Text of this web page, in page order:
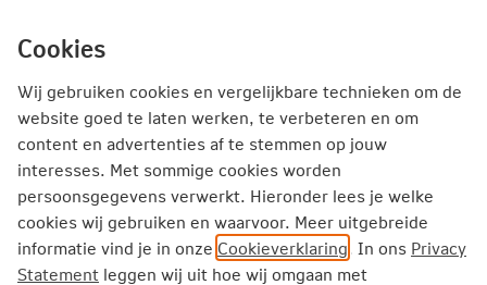
direct
naar
Producten Service en Contact Inspiratie
Particulier Zorgverzekering
Vergoedingen
Ziekenhuisverpleging
Ziekenhuisverpleging
Cookies
Wij gebruiken cookies en vergelijkbare technieken om de
website goed te laten werken, te verbeteren en om
content en advertenties af te stemmen op jouw
interesses. Met sommige cookies worden
persoonsgegevens verwerkt. Hieronder lees je welke
cookies wij gebruiken en waarvoor. Meer uitgebreide
informatie vind je in onze Cookieverklaring. In ons Privacy
Statement leggen wij uit hoe wij omgaan met